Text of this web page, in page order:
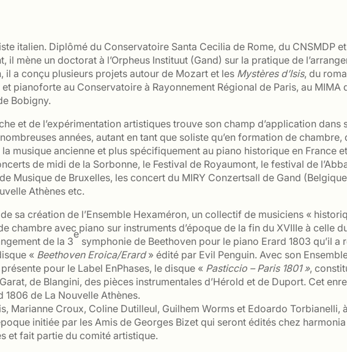
italien. Diplômé du Conservatoire Santa Cecilia de Rome, du CNSMDP
il mène un doctorat à l’Orpheus Instituut (Gand) sur la pratique de
il a conçu plusieurs projets autour de Mozart et les Mystères d’Isis, du
pianoforte au Conservatoire à Rayonnement Régional de Paris, au MIMA
Bobigny.
et de l’expérimentation artistiques trouve son champ d’application dans
années, autant en tant que soliste qu’en formation de chambre,
musique ancienne et plus spécifiquement au piano historique en France et
de midi de la Sorbonne, le Festival de Royaumont, le festival de
Musique de Bruxelles, les concert du MIRY Conzertsall de Gand
Athènes etc.
sa création de l’Ensemble Hexaméron, un collectif de musiciens «
chambre avec piano sur instruments d’époque de la fin du XVIIIe à celle
de la 3
e
symphonie de Beethoven pour le piano Erard 1803 qu’il a
« Beethoven Eroica/Erard» édité par Evil Penguin. Avec son
pour le Label EnPhases, le disque « Pasticcio – Paris 1801 »,
de Blangini, des pièces instrumentales d’Hérold et de Duport. Cet
de La Nouvelle Athènes.
Marianne Croux, Coline Dutilleul, Guilhem Worms et Edoardo Torbianelli,
initiée par les Amis de Georges Bizet qui seront édités chez
et fait partie du comité artistique.